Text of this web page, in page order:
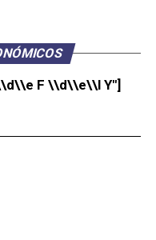
F \\d\\e\\l Y"]